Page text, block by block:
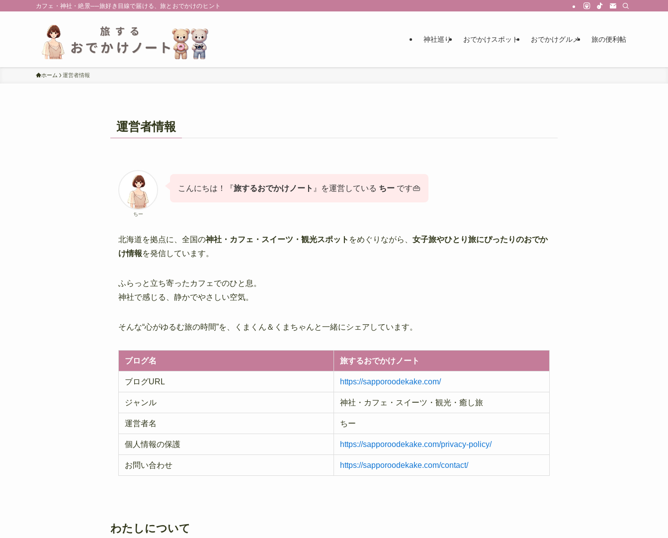
カフェ・神社・絶景──旅好き目線で届ける、旅とおでかけのヒント
神社巡り おでかけスポット おでかけグルメ 旅の便利帖
ホーム 運営者情報
運営者情報
ちー
こんにちは！『旅するおでかけノート 』を運営している ちー です👜
北海道を拠点に、全国の神社・カフェ・スイーツ・観光スポット をめぐりながら、 女子旅やひとり旅にぴったりのおでか
け情報を発信しています。
ふらっと立ち寄ったカフェでのひと息。
神社で感じる、静かでやさしい空気。
そんな“心がゆるむ旅の時間”を、くまくん＆くまちゃんと一緒にシェアしています。
ブログ名 旅するおでかけノート
ブログURL https://sapporoodekake.com/
ジャンル 神社・カフェ・スイーツ・観光・癒し旅
運営者名 ちー
個人情報の保護 https://sapporoodekake.com/privacy-policy/
お問い合わせ https://sapporoodekake.com/contact/
わたしについて